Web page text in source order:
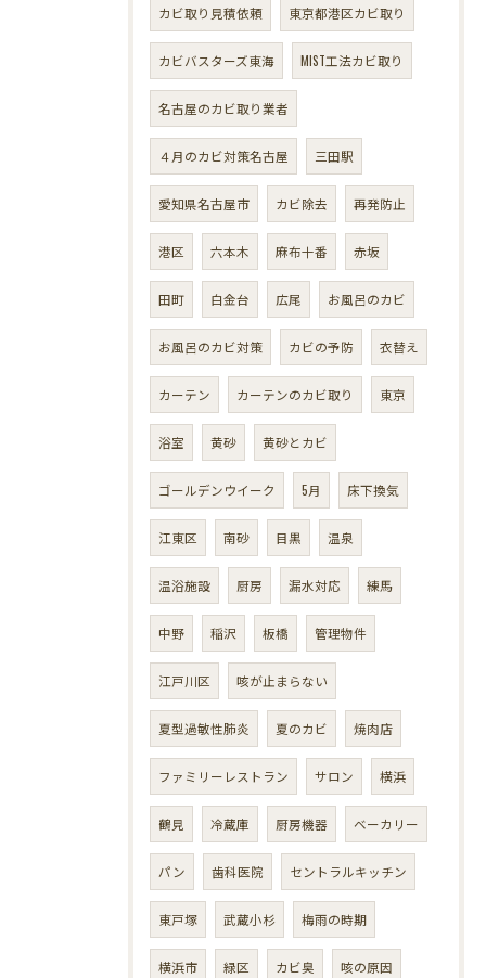
カビ取り見積依頼 東京都港区カビ取り
カビバスターズ東海 MIST工法カビ取り
名古屋のカビ取り業者
４月のカビ対策名古屋 三田駅
愛知県名古屋市 カビ除去 再発防止
港区 六本木 麻布十番 赤坂
田町 白金台 広尾 お風呂のカビ
お風呂のカビ対策 カビの予防 衣替え
カーテン カーテンのカビ取り 東京
浴室 黄砂 黄砂とカビ
ゴールデンウイーク 5月 床下換気
江東区 南砂 目黒 温泉
温浴施設 厨房 漏水対応 練馬
中野 稲沢 板橋 管理物件
江戸川区 咳が止まらない
夏型過敏性肺炎 夏のカビ 焼肉店
ファミリーレストラン サロン 横浜
鶴見 冷蔵庫 厨房機器 ベーカリー
パン 歯科医院 セントラルキッチン
東戸塚 武蔵小杉 梅雨の時期
横浜市 緑区 カビ臭 咳の原因